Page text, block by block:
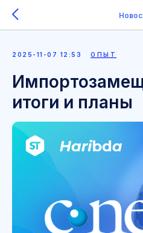
2025-11-07 12:53 ОПЫТ
итоги и планы